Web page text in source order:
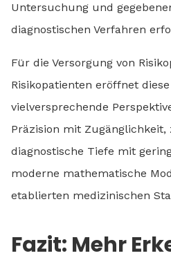
Untersuchung und
diagnostischen Verfahren
Für die Versorgung von
Risikopatienten eröffnet
vielversprechende
Präzision mit Zugänglichkeit,
diagnostische Tiefe mit
moderne mathematische
etablierten medizinischen
Fazit: Mehr